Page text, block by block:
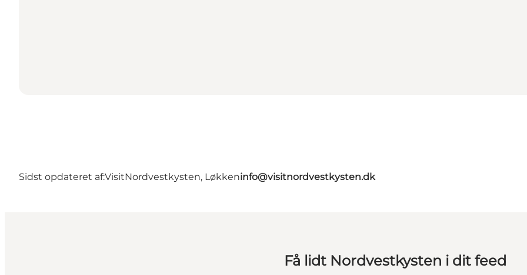
Sidst opdateret af:VisitNordvestkysten, Løkkeninfo@visitnordvestkysten.dk
Få lidt Nordvestkysten i dit feed